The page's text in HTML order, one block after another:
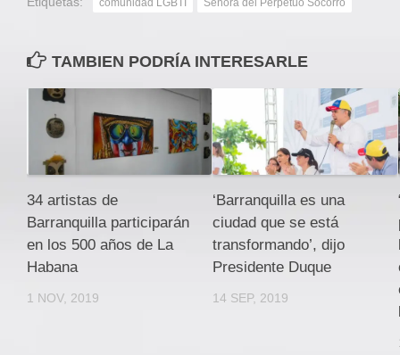
TAMBIEN PODRÍA INTERESARLE
34 artistas de
Barranquilla participarán
en los 500 años de La
Habana
1 NOV, 2019
‘Barranquilla es una
ciudad que se está
transformando’, dijo
Presidente Duque
14 SEP, 2019